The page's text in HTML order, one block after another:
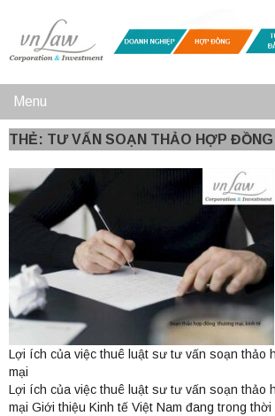
Menu
THẺ: TƯ VẤN SOẠN THẢO HỢP ĐỒNG
Lợi ích của việc thuê luật sư tư vấn soạn thảo
mại
Lợi ích của việc thuê luật sư tư vấn soạn thảo
mại Giới thiệu Kinh tế Việt Nam đang trong